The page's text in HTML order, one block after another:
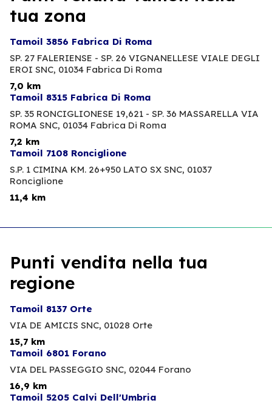
tua zona
Tamoil 3856 Fabrica Di Roma
SP. 27 FALERIENSE - SP. 26 VIGNANELLESE VIALE DEGLI
EROI SNC, 01034 Fabrica Di Roma
7,0 km
Tamoil 8315 Fabrica Di Roma
SP. 35 RONCIGLIONESE 19,621 - SP. 36 MASSARELLA VIA
ROMA SNC, 01034 Fabrica Di Roma
7,2 km
Tamoil 7108 Ronciglione
S.P. 1 CIMINA KM. 26+950 LATO SX SNC, 01037
Ronciglione
11,4 km
Punti vendita nella tua
regione
Tamoil 8137 Orte
VIA DE AMICIS SNC, 01028 Orte
15,7 km
Tamoil 6801 Forano
VIA DEL PASSEGGIO SNC, 02044 Forano
16,9 km
Tamoil 5205 Calvi Dell'Umbria